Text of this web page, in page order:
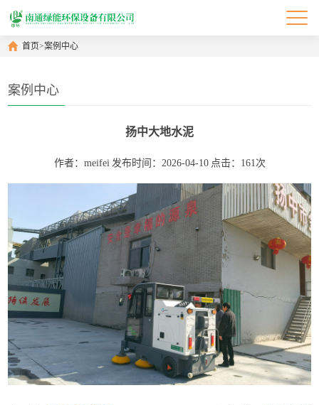
首页>案例中心
案例中心
扬中大地水泥
作者：meifei 发布时间：2026-04-10 点击：161次